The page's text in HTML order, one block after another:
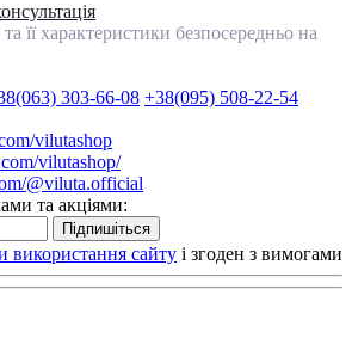
її характеристики безпосередньо на
303-66-08 +38(095) 508-22-54
vilutashop
vilutashop/
@viluta.official
та акціями:
Підпишіться
використання сайту і згоден з вимогами